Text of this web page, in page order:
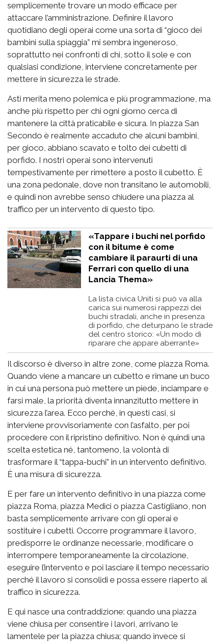
semplicemente trovare un modo efficace per
attaccare l’amministrazione. Definire il lavoro
quotidiano degli operai come una sorta di “gioco dei
bambini sulla spiaggia” mi sembra ingeneroso,
soprattutto nei confronti di chi, sotto il sole e con
qualsiasi condizione, interviene concretamente per
mettere in sicurezza le strade.
Asti merita meno polemica e più programmazione, ma
anche più rispetto per chi ogni giorno cerca di
mantenere la città praticabile e sicura. In piazza San
Secondo è realmente accaduto che alcuni bambini,
per gioco, abbiano scavato e tolto dei cubetti di
porfido. I nostri operai sono intervenuti
tempestivamente per rimettere a posto il cubetto. È
una zona pedonale, dove non transitano le automobili,
e quindi non avrebbe senso chiudere una piazza al
traffico per un intervento di questo tipo.
«Tappare i buchi nel porfido
con il bitume è come
cambiare il paraurti di una
Ferrari con quello di una
Lancia Thema»
La lista civica Uniti si può va alla
carica sui numerosi rappezzi dei
buchi stradali, anche in presenza
di porfido, che deturpano le strade
del centro storico: «Un modo di
riparare che appare aberrante»
Il discorso è diverso in altre zone, come piazza Roma.
Quando viene a mancare un cubetto e rimane un buco
in cui una persona può mettere un piede, inciampare e
farsi male, la priorità diventa innanzitutto mettere in
sicurezza l’area. Ecco perché, in questi casi, si
interviene provvisoriamente con l’asfalto, per poi
procedere con il ripristino definitivo. Non è quindi una
scelta estetica né, tantomeno, la volontà di
trasformare il “tappa-buchi” in un intervento definitivo.
È una misura di sicurezza.
E per fare un intervento definitivo in una piazza come
piazza Roma, piazza Medici o piazza Castigliano, non
basta semplicemente arrivare con gli operai e
sostituire i cubetti. Occorre programmare il lavoro,
predisporre le ordinanze necessarie, modificare o
interrompere temporaneamente la circolazione,
eseguire l’intervento e poi lasciare il tempo necessario
perché il lavoro si consolidi e possa essere riaperto al
traffico in sicurezza.
E qui nasce una contraddizione: quando una piazza
viene chiusa per consentire i lavori, arrivano le
lamentele per la piazza chiusa; quando invece si